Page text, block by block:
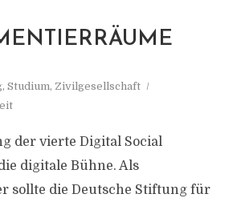
, Studium, Zivilgesellschaft
der vierte Digital Social
digitale Bühne. Als
sollte die Deutsche Stiftung für